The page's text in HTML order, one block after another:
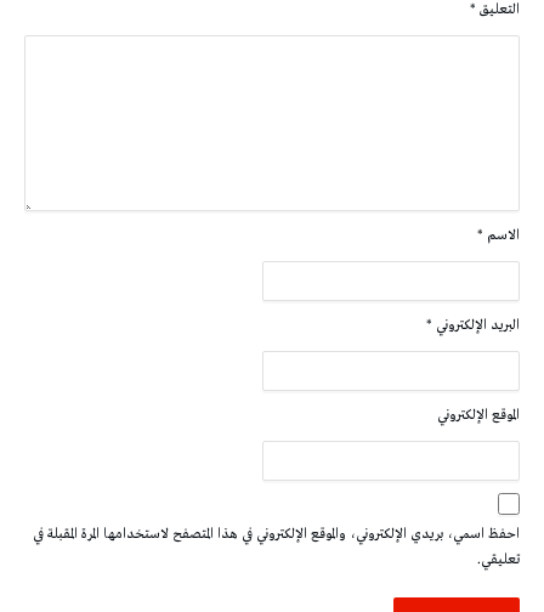
التعليق *
الاسم *
البريد الإلكتروني *
الموقع الإلكتروني
احفظ اسمي، بريدي الإلكتروني، والموقع الإلكتروني في هذا المتصفح لاستخدامها المرة المقبلة في
تعليقي.